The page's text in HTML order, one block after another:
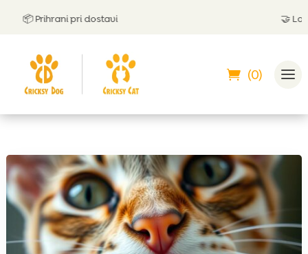
📦 Prihrani pri dostavi
(0)